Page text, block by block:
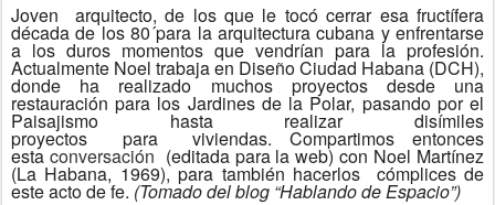
Joven arquitecto, de los que le tocó cerrar esa fructífera
década de los 80´para la arquitectura cubana y enfrentarse
a los duros momentos que vendrían para la profesión.
Actualmente Noel trabaja en Diseño Ciudad Habana (DCH),
donde ha realizado muchos proyectos desde una
restauración para los Jardines de la Polar, pasando por el
Paisajismo hasta realizar disímiles
proyectos para viviendas. Compartimos entonces
esta conversación (editada para la web) con Noel Martínez
(La Habana, 1969), para también hacerlos cómplices de
este acto de fe. (Tomado del blog “Hablando de Espacio”)